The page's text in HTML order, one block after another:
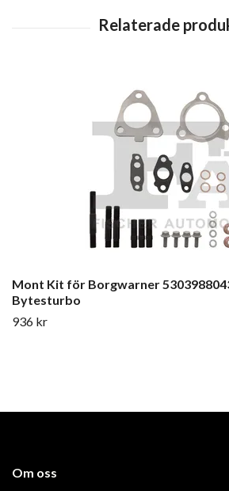
Mont Kit för Borgwarner
Bytesturbo
936 kr
Om oss